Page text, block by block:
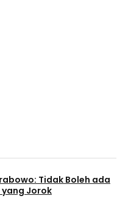
Tidak Boleh ada
Jorok